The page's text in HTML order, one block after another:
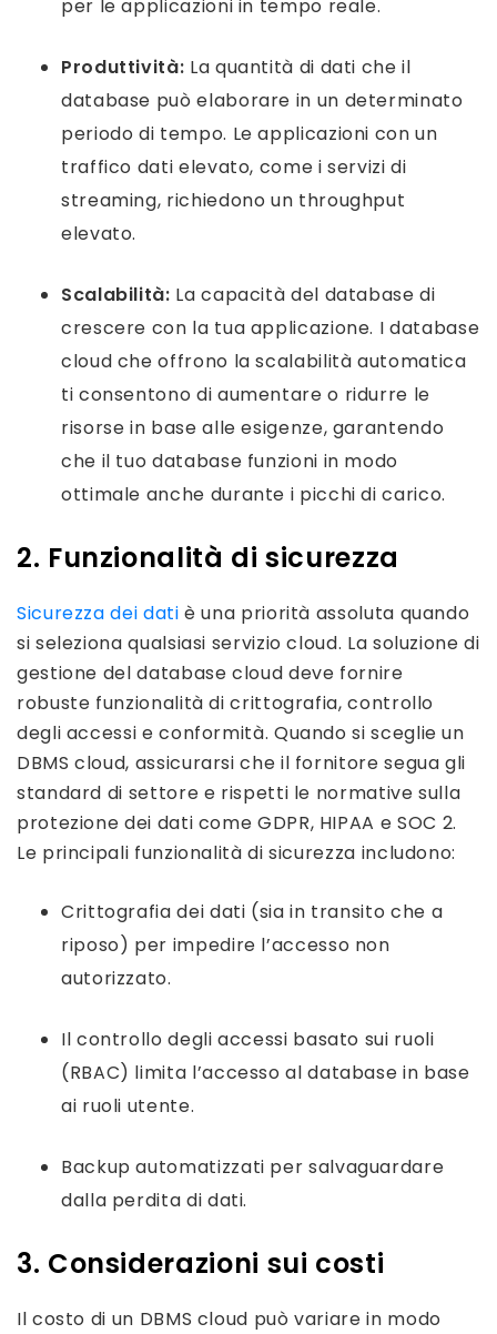
per le applicazioni in tempo reale.
Produttività: La quantità di dati che il
database può elaborare in un determinato
periodo di tempo. Le applicazioni con un
traffico dati elevato, come i servizi di
streaming, richiedono un throughput
elevato.
Scalabilità: La capacità del database di
crescere con la tua applicazione. I database
cloud che offrono la scalabilità automatica
ti consentono di aumentare o ridurre le
risorse in base alle esigenze, garantendo
che il tuo database funzioni in modo
ottimale anche durante i picchi di carico.
2. Funzionalità di sicurezza
Sicurezza dei dati è una priorità assoluta quando
si seleziona qualsiasi servizio cloud. La soluzione di
gestione del database cloud deve fornire
robuste funzionalità di crittografia, controllo
degli accessi e conformità. Quando si sceglie un
DBMS cloud, assicurarsi che il fornitore segua gli
standard di settore e rispetti le normative sulla
protezione dei dati come GDPR, HIPAA e SOC 2.
Le principali funzionalità di sicurezza includono:
Crittografia dei dati (sia in transito che a
riposo) per impedire l’accesso non
autorizzato.
Il controllo degli accessi basato sui ruoli
(RBAC) limita l’accesso al database in base
ai ruoli utente.
Backup automatizzati per salvaguardare
dalla perdita di dati.
3. Considerazioni sui costi
Il costo di un DBMS cloud può variare in modo